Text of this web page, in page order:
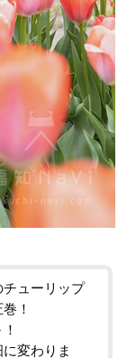
チューリップ
！
変わりま